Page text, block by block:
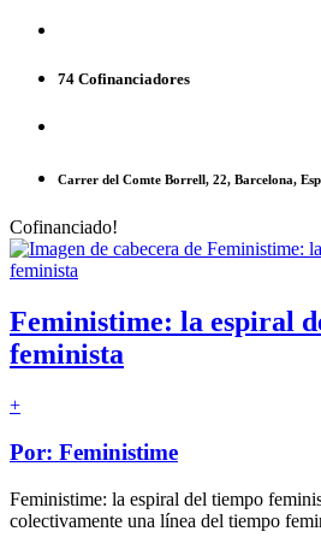
74 Cofinanciadores
Carrer del Comte Borrell, 22, Barcelona,
Cofinanciado!
Feministime: la espiral
feminista
+
Por: Feministime
Feministime: la espiral del tiempo
colectivamente una línea del tiempo